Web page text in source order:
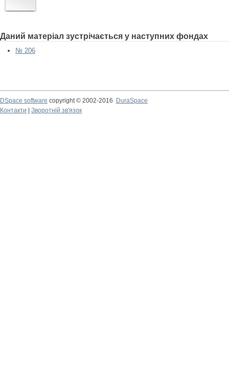
Даний матеріал зустрічається у наступних фондах
№ 206
DSpace software copyright © 2002-2016
DuraSpace
Контакти
Зворотній зв'язок